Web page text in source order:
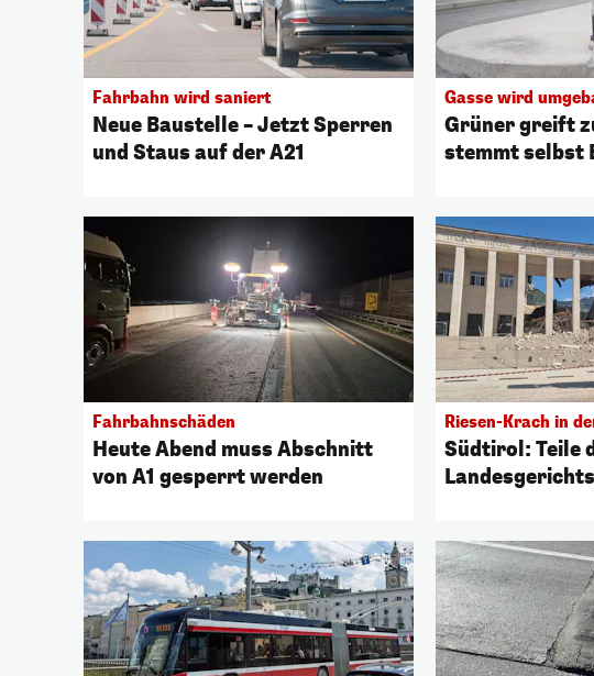
Fahrbahn wird saniert
Neue Baustelle – Jetzt Sperren
und Staus auf der A21
Gasse wird
Grüner greift
stemmt selbst
Fahrbahnschäden
Heute Abend muss Abschnitt
von A1 gesperrt werden
Riesen-Krach in
Südtirol: Teile